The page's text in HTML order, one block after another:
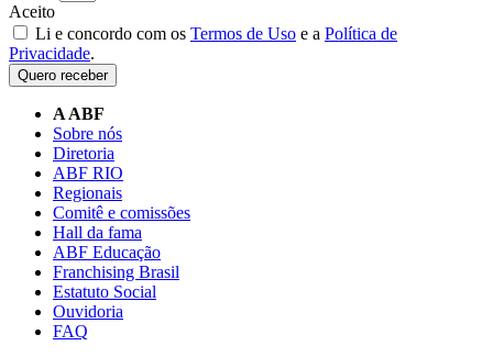
Aceito
Li e concordo com os Termos de Uso e a Política de
Privacidade.
Quero receber
A ABF
Sobre nós
Diretoria
ABF RIO
Regionais
Comitê e comissões
Hall da fama
ABF Educação
Franchising Brasil
Estatuto Social
Ouvidoria
FAQ